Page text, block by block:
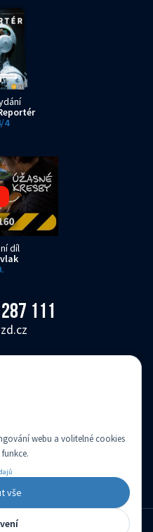
webu a volitelné cookies
vše
4
díl
111
vedeném Městským soudem v
C 14616
by